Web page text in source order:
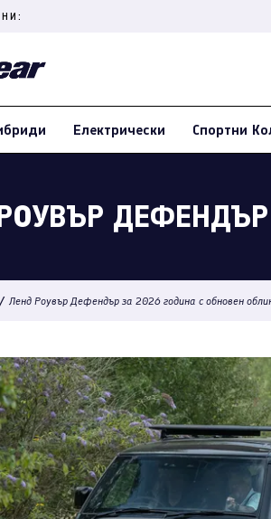
Електрически Спортни
Ленд Роувър Дефендър за 2026 година с обновен